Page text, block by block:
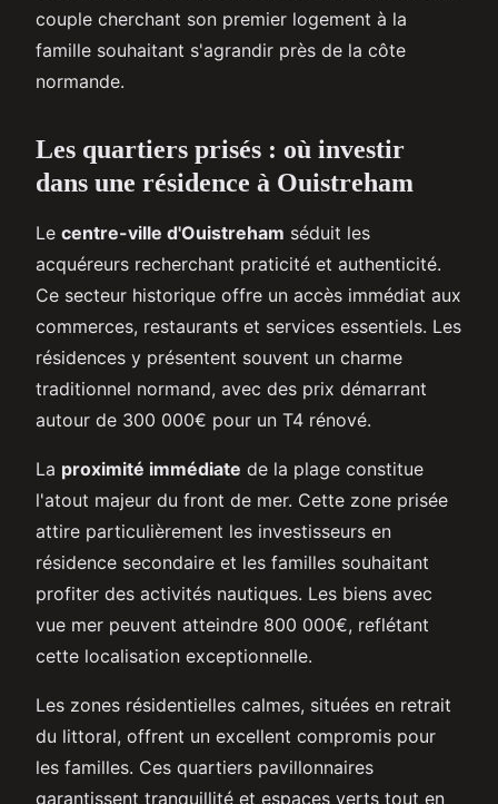
couple cherchant son premier logement à la
famille souhaitant s'agrandir près de la côte
normande.
Les quartiers prisés : où investir
dans une résidence à Ouistreham
Le centre-ville d'Ouistreham séduit les
acquéreurs recherchant praticité et authenticité.
Ce secteur historique offre un accès immédiat aux
commerces, restaurants et services essentiels. Les
résidences y présentent souvent un charme
traditionnel normand, avec des prix démarrant
autour de 300 000€ pour un T4 rénové.
La proximité immédiate de la plage constitue
l'atout majeur du front de mer. Cette zone prisée
attire particulièrement les investisseurs en
résidence secondaire et les familles souhaitant
profiter des activités nautiques. Les biens avec
vue mer peuvent atteindre 800 000€, reflétant
cette localisation exceptionnelle.
Les zones résidentielles calmes, situées en retrait
du littoral, offrent un excellent compromis pour
les familles. Ces quartiers pavillonnaires
garantissent tranquillité et espaces verts tout en